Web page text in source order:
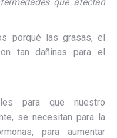
porqué las grasas, el
tan dañinas para el
para que nuestro
se necesitan para la
para aumentar